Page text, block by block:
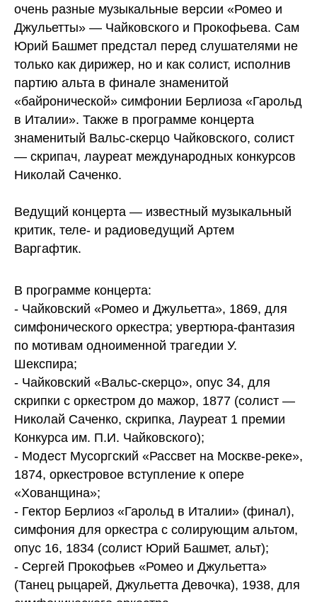
очень разные музыкальные версии «Ромео и
Джульетты» — Чайковского и Прокофьева. Сам
Юрий Башмет предстал перед слушателями не
только как дирижер, но и как солист, исполнив
партию альта в финале знаменитой
«байронической» симфонии Берлиоза «Гарольд
в Италии». Также в программе концерта
знаменитый Вальс-скерцо Чайковского, солист
— скрипач, лауреат международных конкурсов
Николай Саченко.
Ведущий концерта — известный музыкальный
критик, теле- и радиоведущий Артем
Варгафтик.
В программе концерта:
- Чайковский «Ромео и Джульетта», 1869, для
симфонического оркестра; увертюра-фантазия
по мотивам одноименной трагедии У.
Шекспира;
- Чайковский «Вальс-скерцо», опус 34, для
скрипки с оркестром до мажор, 1877 (солист —
Николай Саченко, скрипка, Лауреат 1 премии
Конкурса им. П.И. Чайковского);
- Модест Мусоргский «Рассвет на Москве-реке»,
1874, оркестровое вступление к опере
«Хованщина»;
- Гектор Берлиоз «Гарольд в Италии» (финал),
симфония для оркестра с солирующим альтом,
опус 16, 1834 (солист Юрий Башмет, альт);
- Сергей Прокофьев «Ромео и Джульетта»
(Танец рыцарей, Джульетта Девочка), 1938, для